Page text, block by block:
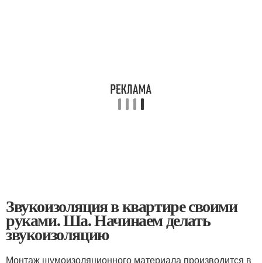
Звукоизоляция в квартире своими
руками. Ша. Начинаем делать
звукоизоляцию
Монтаж шумоизоляционного материала производится в